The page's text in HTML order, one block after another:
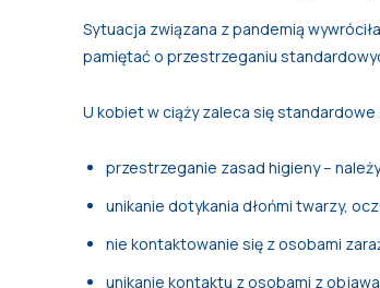
Sytuacja związana z pandemią
pamiętać o przestrzeganiu
U kobiet w ciąży zaleca się
przestrzeganie zasad higieny –
unikanie dotykania dłońmi twarzy,
nie kontaktowanie się z osobami
unikanie kontaktu z osobami z